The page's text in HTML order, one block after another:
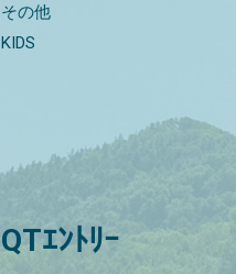
その他
KIDS
QTｴﾝﾄﾘｰ